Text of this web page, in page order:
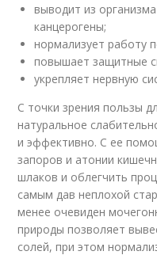
выводит из
канцерогены;
нормализует работу
повышает защитные
укрепляет нервную
С точки зрения пользы
натуральное
и эффективно. С ее
запоров и атонии
шлаков и облегчить
самым дав неплохой
менее очевиден
природы позволяет
солей, при этом